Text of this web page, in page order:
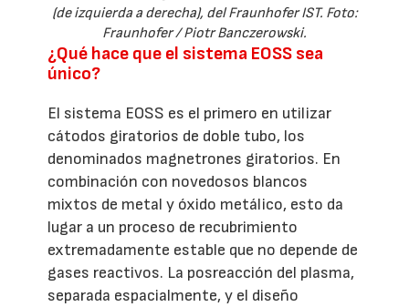
(de izquierda a derecha), del Fraunhofer IST. Foto:
Fraunhofer / Piotr Banczerowski.
¿Qué hace que el sistema EOSS sea
único?
El sistema EOSS es el primero en utilizar
cátodos giratorios de doble tubo, los
denominados magnetrones giratorios. En
combinación con novedosos blancos
mixtos de metal y óxido metálico, esto da
lugar a un proceso de recubrimiento
extremadamente estable que no depende de
gases reactivos. La posreacción del plasma,
separada espacialmente, y el diseño